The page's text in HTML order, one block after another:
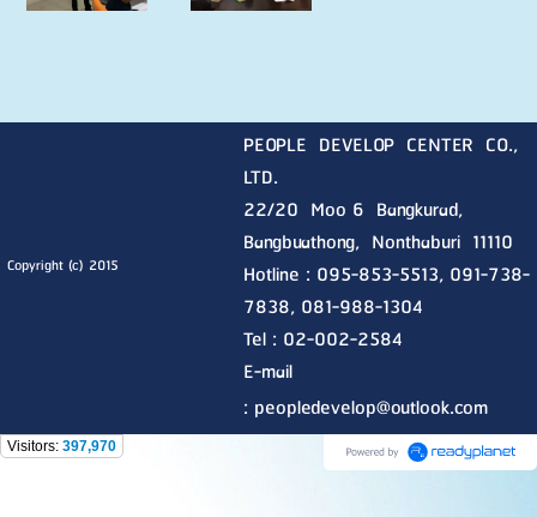
Copyright (c) 2015
PEOPLE DEVELOP CENTER CO.,
LTD.
22/20 Moo 6 Bangkurad,
Bangbuathong, Nonthaburi 11110
Hotline : 095-853-5513, 091-738-
7838, 081-988-1304
Tel : 02-002-2584
E-mail
: peopledevelop@outlook.com
Visitors: 397,970